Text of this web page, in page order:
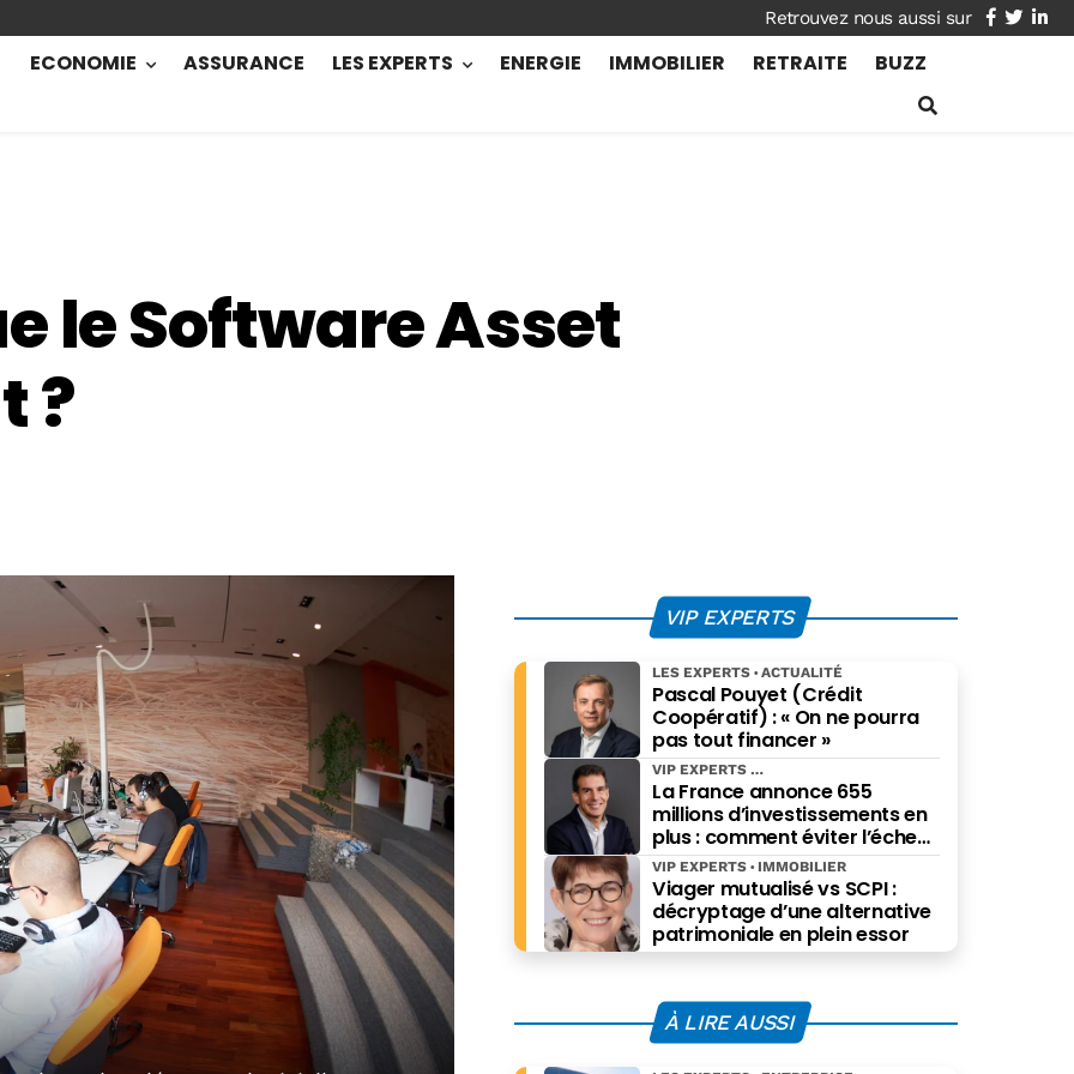
facebook
twitter
ECONOMIE ASSURANCE LES EXPERTS ENERGIE IMMOBILIER RETRAITE BUZZ
le Software Asset
?
VIP EXPERTS
Pascal Pouyet (Crédit
Coopératif) : « On ne pourra
pas tout financer »
LES EXPERTS ACTUALITÉ
La France annonce 655
millions d’investissements en
plus : comment éviter l’échec
des projets à grande échelle ?
VIP EXPERTS
Viager mutualisé vs SCPI :
décryptage d’une alternative
patrimoniale en plein essor
VIP EXPERTS IMMOBILIER
À LIRE AUSSI